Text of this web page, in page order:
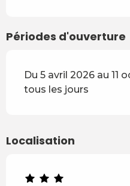
Périodes d'ouverture
Du 5 avril 2026 au 11
tous les jours
Localisation